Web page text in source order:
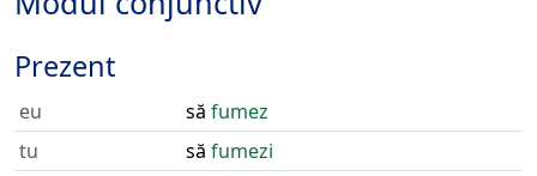
Prezent
eu să fumez
tu
să fumezi